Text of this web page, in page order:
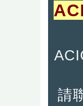
請